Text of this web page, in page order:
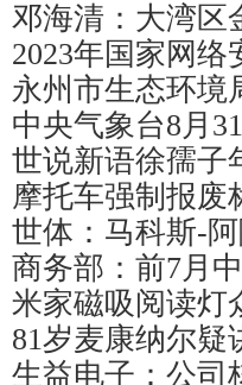
邓海清：大湾区
2023年国家网
永州市生态环境
中央气象台8月
世说新语徐孺子
摩托车强制报废
世体：马科斯-
商务部：前7月
米家磁吸阅读灯
81岁麦康纳尔疑
生益电子：公司